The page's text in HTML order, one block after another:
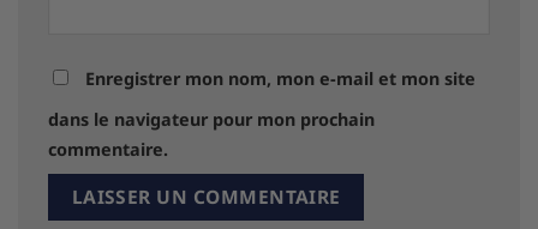
Enregistrer mon nom, mon e-mail et mon site
dans le navigateur pour mon prochain
commentaire.